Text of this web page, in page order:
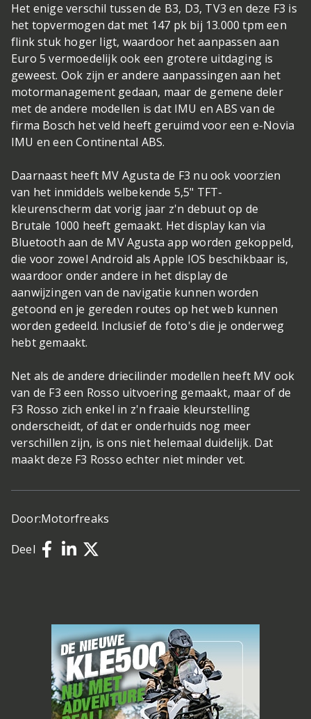
Het enige verschil tussen de B3, D3, TV3 en deze F3 is
het topvermogen dat met 147 pk bij 13.000 tpm een
flink stuk hoger ligt, waardoor het aanpassen aan
Euro 5 vermoedelijk ook een grotere uitdaging is
geweest. Ook zijn er andere aanpassingen aan het
motormanagement gedaan, maar de gemene deler
met de andere modellen is dat IMU en ABS van de
firma Bosch het veld heeft geruimd voor een e-Novia
IMU en een Continental ABS.
Daarnaast heeft MV Agusta de F3 nu ook voorzien
van het inmiddels welbekende 5,5" TFT-
kleurenscherm dat vorig jaar z'n debuut op de
Brutale 1000 heeft gemaakt. Het display kan via
Bluetooth aan de MV Agusta app worden gekoppeld,
die voor zowel Android als Apple IOS beschikbaar is,
waardoor onder andere in het display de
aanwijzingen van de navigatie kunnen worden
getoond en je gereden routes op het web kunnen
worden gedeeld. Inclusief de foto's die je onderweg
hebt gemaakt.
Net als de andere driecilinder modellen heeft MV ook
van de F3 een Rosso uitvoering gemaakt, maar of de
F3 Rosso zich enkel in z'n fraaie kleurstelling
onderscheidt, of dat er onderhuids nog meer
verschillen zijn, is ons niet helemaal duidelijk. Dat
maakt deze F3 Rosso echter niet minder vet.
Door:Motorfreaks
Deel